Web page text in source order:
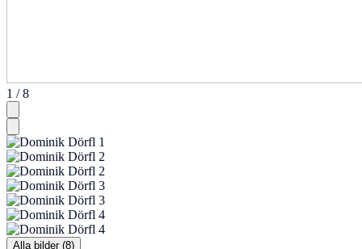
1 / 8
Alla bilder (8)